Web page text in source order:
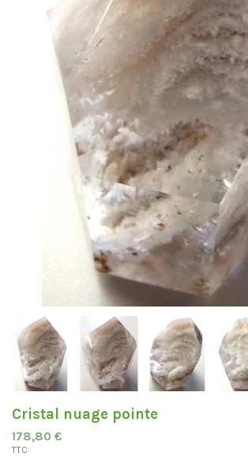
Cristal nuage pointe
178,80 €
TTC